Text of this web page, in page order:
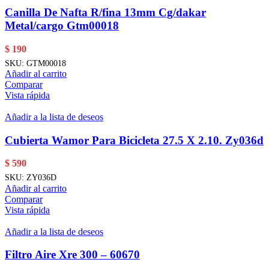
Canilla De Nafta R/fina 13mm Cg/dakar
Metal/cargo Gtm00018
$ 190
SKU: GTM00018
Añadir al carrito
Comparar
Vista rápida
Añadir a la lista de deseos
Cubierta Wamor Para Bicicleta 27.5 X 2.10. Zy036d
$ 590
SKU: ZY036D
Añadir al carrito
Comparar
Vista rápida
Añadir a la lista de deseos
Filtro Aire Xre 300 – 60670